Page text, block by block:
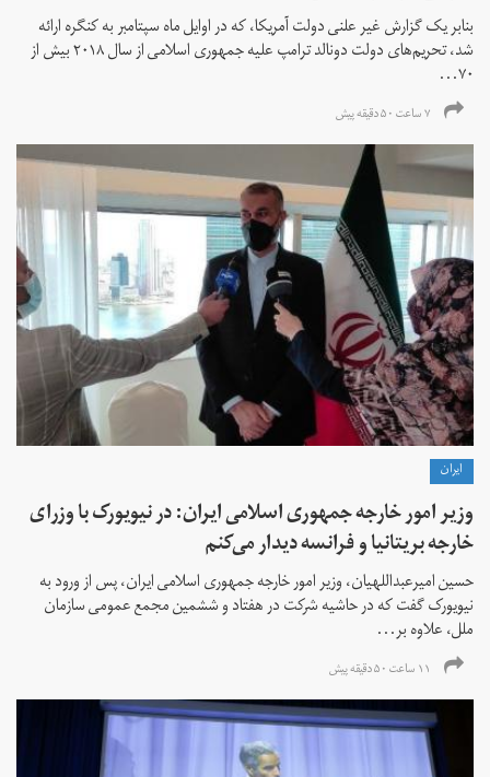
بنابر یک گزارش غیر علنی دولت آمریکا، که در اوایل ماه سپتامبر به کنگره ارائه
شد، تحریم‌های دولت دونالد ترامپ علیه جمهوری اسلامی از سال ۲۰۱۸ بیش از
۷۰...
۷ ساعت ۵۰ دقیقه پیش
ايران
وزیر امور خارجه جمهوری اسلامی ایران: در نیویورک با وزرای
خارجه بریتانیا و فرانسه دیدار می‌کنم
حسین امیرعبداللهیان، وزیر امور خارجه جمهوری اسلامی ایران، پس از ورود به
نیویورک گفت که در حاشیه شرکت در هفتاد و ششمین مجمع عمومی سازمان
ملل، علاوه بر...
۱۱ ساعت ۵۰ دقیقه پیش